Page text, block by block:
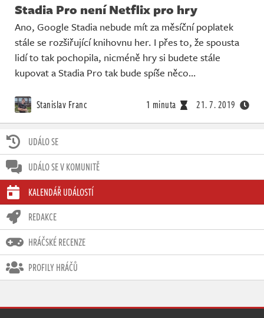
UDÁLO SE
UDÁLO SE V KOMUNITĚ
KALENDÁŘ UDÁLOSTÍ
REDAKCE
HRÁČSKÉ RECENZE
PROFILY HRÁČŮ
Stadia Pro není Netflix pro hry
Ano, Google Stadia nebude mít za měsíční poplatek
stále se rozšiřující knihovnu her. I přes to, že spousta
lidí to tak pochopila, nicméně hry si budete stále
kupovat a Stadia Pro tak bude spíše něco…
Stanislav Franc 1 minuta 21. 7. 2019